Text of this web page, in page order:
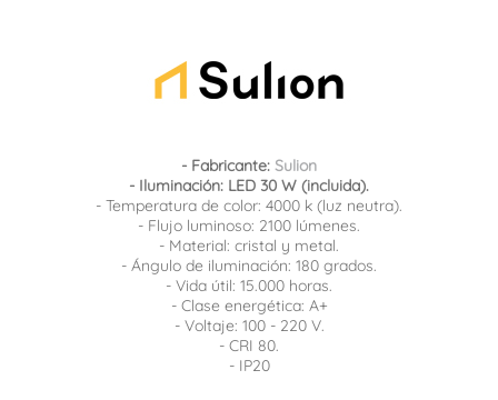
- Fabricante: Sulion
- Iluminación: LED 30 W (incluida).
- Temperatura de color: 4000 k (luz neutra).
- Flujo luminoso: 2100 lúmenes.
- Material: cristal y metal.
- Ángulo de iluminación: 180 grados.
- Vida útil: 15.000 horas.
- Clase energética: A+
- Voltaje: 100 - 220 V.
- CRI 80.
- IP20